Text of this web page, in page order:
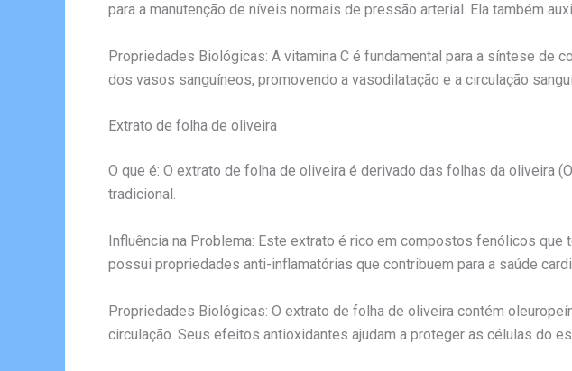
para a manutenção de níveis normais de pressão arterial. Ela também
Propriedades Biológicas: A vitamina C é fundamental para a síntese de
dos vasos sanguíneos, promovendo a vasodilatação e a circulação
Extrato de folha de oliveira
O que é: O extrato de folha de oliveira é derivado das folhas da oliveira
tradicional.
Influência na Problema: Este extrato é rico em compostos fenólicos
possui propriedades anti-inflamatórias que contribuem para a saúde
Propriedades Biológicas: O extrato de folha de oliveira contém
circulação. Seus efeitos antioxidantes ajudam a proteger as células do